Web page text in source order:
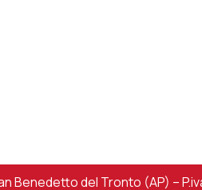
Benedetto del Tronto (AP) – P.iva